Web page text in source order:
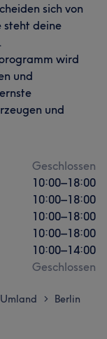
sich von
steht deine
wird
und
und
Geschlossen
10:00–18:00
10:00–18:00
10:00–18:00
10:00–18:00
10:00–14:00
Geschlossen
> Berlin